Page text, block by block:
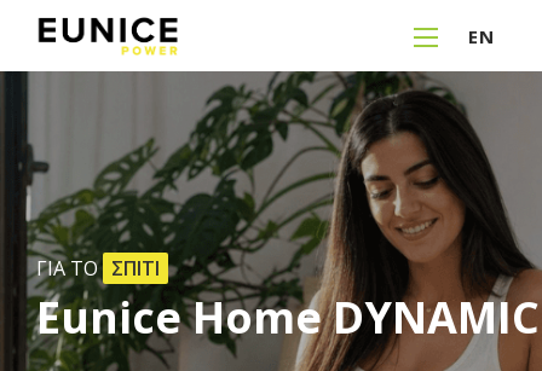
EN
ΓΙΑ ΤΟ ΣΠΙΤΙ
EuniceHomeDYNAMIC